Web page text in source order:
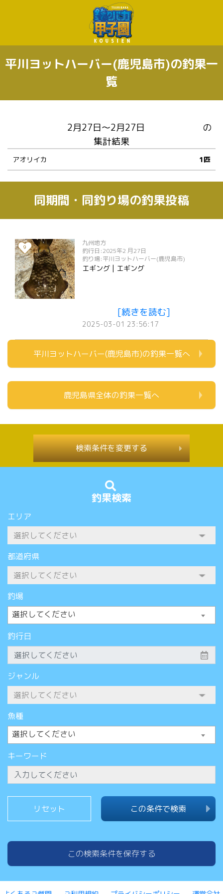
釣果検索
エリア
都道府県
釣場
選択してください
釣行日
ジャンル
魚種
選択してください
キーワード
この条件で検索
この検索条件を保存する
平川ヨットハーバー(鹿児島市)の釣果一
覧
の
集計結果
アオリイカ 1匹
同期間・同釣り場の釣果投稿
九州地方
釣行日:2025年2 月27日
釣り場:平川ヨットハーバー(鹿児島市)
エギング | エギング
[続きを読む]
2025-03-01 23:56:17
9
平川ヨットハーバー(鹿児島市)の釣果一覧へ
鹿児島県全体の釣果一覧へ
検索条件を変更する